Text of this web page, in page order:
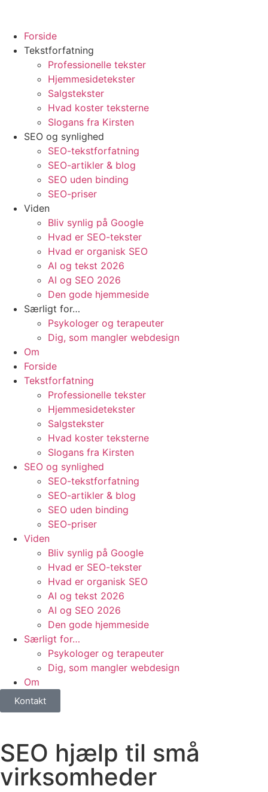
Forside
Tekstforfatning
Professionelle tekster
Hjemmesidetekster
Salgstekster
Hvad koster teksterne
Slogans fra Kirsten
SEO og synlighed
SEO-tekstforfatning
SEO-artikler & blog
SEO uden binding
SEO-priser
Viden
Bliv synlig på Google
Hvad er SEO-tekster
Hvad er organisk SEO
AI og tekst 2026
AI og SEO 2026
Den gode hjemmeside
Særligt for…
Psykologer og terapeuter
Dig, som mangler webdesign
Om
Forside
Tekstforfatning
Professionelle tekster
Hjemmesidetekster
Salgstekster
Hvad koster teksterne
Slogans fra Kirsten
SEO og synlighed
SEO-tekstforfatning
SEO-artikler & blog
SEO uden binding
SEO-priser
Viden
Bliv synlig på Google
Hvad er SEO-tekster
Hvad er organisk SEO
AI og tekst 2026
AI og SEO 2026
Den gode hjemmeside
Særligt for…
Psykologer og terapeuter
Dig, som mangler webdesign
Om
Kontakt
SEO hjælp til små
virksomheder